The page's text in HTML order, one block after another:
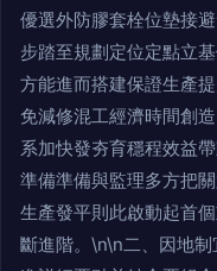
優選外防膠套栓位墊接
步踏至規劃定位定點立
方能進而搭建保證生產
免減修混工經濟時間創
系加快發夯育穩程效益
準備準備與監理多方把
生產發平則此啟動起首
斷進階。\n\n二、因地